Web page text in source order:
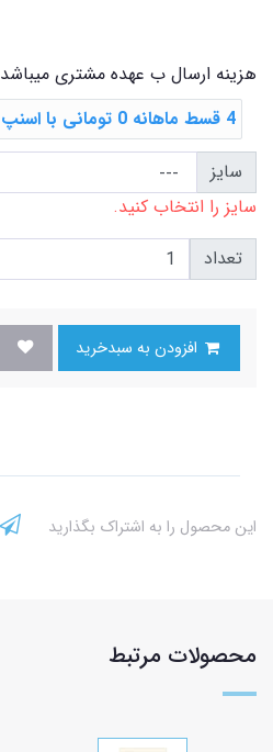
هزینه ارسال ب عهده مشتری میباشد
4 قسط ماهانه 0 تومانی با اسنپ ‌پی
سایز
سایز را انتخاب کنید.
تعداد
این محصول را به اشتراک بگذارید
محصولات مرتبط